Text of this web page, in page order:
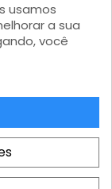
usamos
a sua
você